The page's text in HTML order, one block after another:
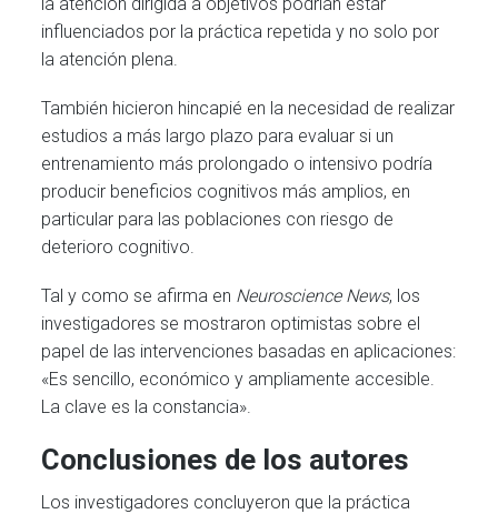
influenciados por la práctica repetida y no solo por
la atención plena.
También hicieron hincapié en la necesidad de realizar
estudios a más largo plazo para evaluar si un
entrenamiento más prolongado o intensivo podría
producir beneficios cognitivos más amplios, en
particular para las poblaciones con riesgo de
deterioro cognitivo.
Tal y como se afirma en Neuroscience News, los
investigadores se mostraron optimistas sobre el
papel de las intervenciones basadas en aplicaciones:
«Es sencillo, económico y ampliamente accesible.
La clave es la constancia».
Conclusiones de los autores
Los investigadores concluyeron que la práctica